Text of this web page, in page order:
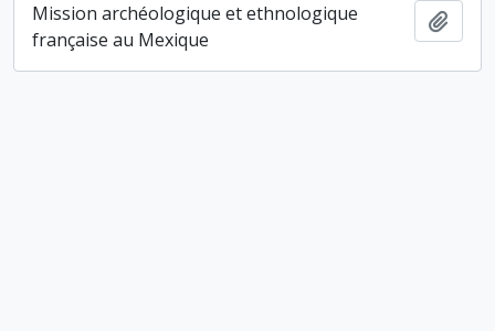
Mission archéologique et ethnologique
française au Mexique